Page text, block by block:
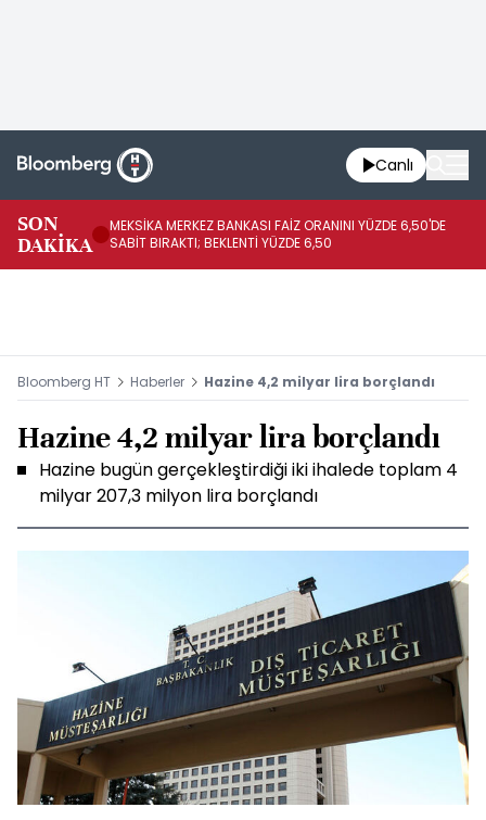
Canlı
SON
DAKİKA
MEKSİKA MERKEZ BANKASI FAİZ ORANINI YÜZDE 6,50'DE
SABİT BIRAKTI; BEKLENTİ YÜZDE 6,50
Bloomberg HT Haberler Hazine 4,2 milyar lira borçlandı
Hazine 4,2 milyar lira borçlandı
Hazine bugün gerçekleştirdiği iki ihalede toplam 4
milyar 207,3 milyon lira borçlandı